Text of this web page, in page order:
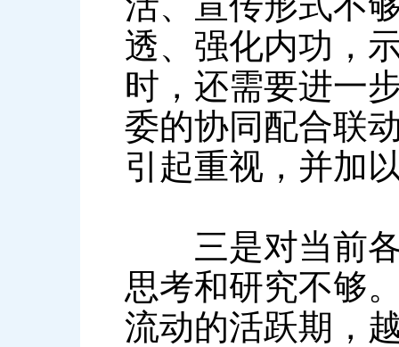
透、强化内功，
时，还需要进一
委的协同配合联
引起重视，并加
三是对当前各
思考和研究不够
流动的活跃期，